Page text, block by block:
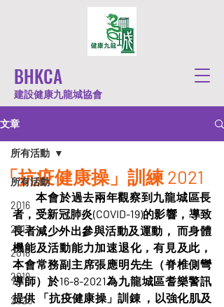
BHKCA
建設健康九龍城協會
文章
所有活動
2016
2017
2018
2019
2020
所有活動
「抗疫健康操」訓練 2021
         本會於過去兩年觀察到九龍城區長
者，受新冠肺炎(COVID-19)的影響，導致
長者減少外出參與活動及運動， 而身體
機能及活動能力加速退化，有見及此，
本會常務副主席張應明先生（脊椎側彎
導師）於16-8-2021為九龍城區耆樂警訊
提供 「抗疫健康操」訓錬 ，以強化肌及